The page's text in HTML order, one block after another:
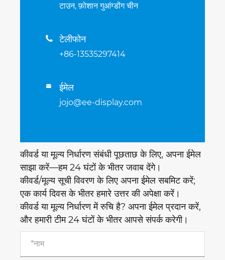
टाउन, फ़ोशान गुआंग्डोंग चीन
 टेलीफोन
+86-13535297414
 ईमेल
jojo@ee-display.com
कीवर्ड या मूल्य निर्धारण संबंधी पूछताछ के लिए, अपना ईमेल
साझा करें—हम 24 घंटों के भीतर जवाब देंगे।
कीवर्ड/मूल्य सूची विवरण के लिए अपना ईमेल सबमिट करें;
एक कार्य दिवस के भीतर हमारे उत्तर की अपेक्षा करें।
कीवर्ड या मूल्य निर्धारण में रुचि है? अपना ईमेल प्रदान करें,
और हमारी टीम 24 घंटों के भीतर आपसे संपर्क करेगी।